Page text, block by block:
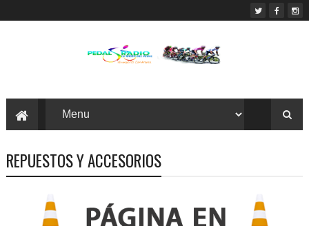
REPUESTOS Y ACCESORIOS